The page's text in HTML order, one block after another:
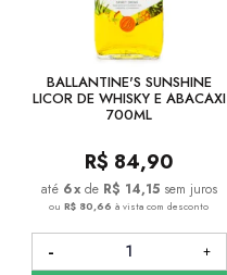
BALLANTINE'S SUNSHINE
LICOR DE WHISKY E ABACAXI
700ML
R$ 84,90
6x de R$ 14,15 sem juros
ouR$ 80,66à vista com desconto